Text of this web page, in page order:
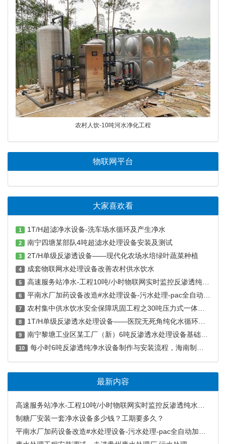
农村人饮-10吨河水净化工程
物联网平台
大家喜欢看
1 1T/H超滤净水设备-洗车场水循环及产生净水
2 南宁四塘某部队4吨超滤水处理设备安装及测试
3 2T/H单级反渗透设备——现代化农场水培绿叶蔬菜种植
4 成套物联网水处理设备改善农村供水饮水
5 高速服务站净水-工程10吨/小时物联网实时监控反渗透纯水设备
6 平南水厂加药设备改造#水处理设备-污水处理-pac全自动加药装置
7 农村集中供水饮水安全保障巩固工程之30吨压力式一体净水工程案例
8 1T/H单级反渗透水处理设备——医院无死角纯化水循环全自动系统
9 南宁黎塘工业区某工厂（新）6吨反渗透水处理设备基础安装（二）
10 每小时6吨反渗透纯净水设备制作与安装流程，海南制冰厂用水设备
最新内容
高速服务站净水-工程10吨/小时物联网实时监控反渗透纯水设备
制糖厂安装一套净水设备多少钱？工期要多久？
平南水厂加药设备改造#水处理设备-污水处理-pac全自动加药装置